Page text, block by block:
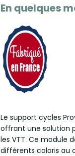
En quelques
Le support cycles
offrant une solution
les VTT. Ce module
différents coloris au